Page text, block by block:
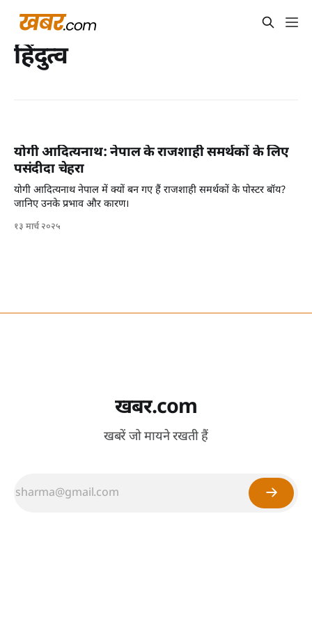
हिंदुत्व
योगी आदित्‍यनाथ: नेपाल के राजशाही समर्थकों के लिए
पसंदीदा चेहरा
योगी आदित्‍यनाथ नेपाल में क्यों बन गए हैं राजशाही समर्थकों के पोस्टर बॉय?
जानिए उनके प्रभाव और कारण।
१३ मार्च २०२५
खबर.com
खबरें जो मायने रखती हैं